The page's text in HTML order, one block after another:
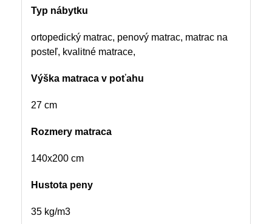
Typ nábytku
ortopedický matrac, penový matrac, matrac na
posteľ, kvalitné matrace,
Výška matraca v poťahu
27 cm
Rozmery matraca
140x200 cm
Hustota peny
35 kg/m3